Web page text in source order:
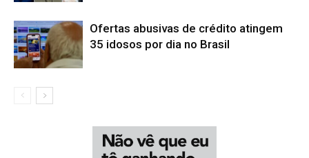
Ofertas abusivas de crédito atingem
35 idosos por dia no Brasil